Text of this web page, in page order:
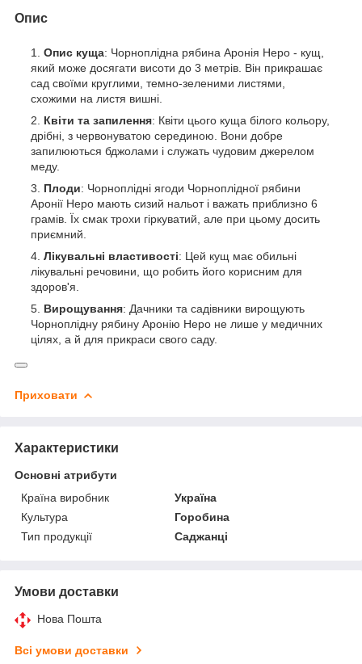
Опис
Опис куща: Чорноплідна рябина Аронія Неро - кущ,
який може досягати висоти до 3 метрів. Він прикрашає
сад своїми круглими, темно-зеленими листями,
схожими на листя вишні.
Квіти та запилення: Квіти цього куща білого кольору,
дрібні, з червонуватою серединою. Вони добре
запилюються бджолами і служать чудовим джерелом
меду.
Плоди: Чорноплідні ягоди Чорноплідної рябини
Аронії Неро мають сизий нальот і важать приблизно 6
грамів. Їх смак трохи гіркуватий, але при цьому досить
приємний.
Лікувальні властивості: Цей кущ має обильні
лікувальні речовини, що робить його корисним для
здоров'я.
Вирощування: Дачники та садівники вирощують
Чорноплідну рябину Аронію Неро не лише у медичних
цілях, а й для прикраси свого саду.
Приховати
Характеристики
Основні атрибути
Країна виробник
Україна
Культура
Горобина
Тип продукції
Саджанці
Умови доставки
Нова Пошта
Всі умови доставки